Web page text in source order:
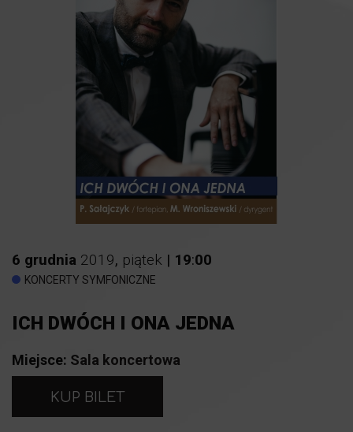
6 grudnia 2019, piątek | 19:00
KONCERTY SYMFONICZNE
ICH DWÓCH I ONA JEDNA
Miejsce: Sala koncertowa
KUP BILET